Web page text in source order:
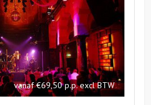
Dinnershow
maat
vanaf €69,50 p.p. excl BTW